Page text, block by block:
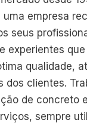
uma empresa
seus
experientes
qualidade,
dos clientes.
de concreto
sempre